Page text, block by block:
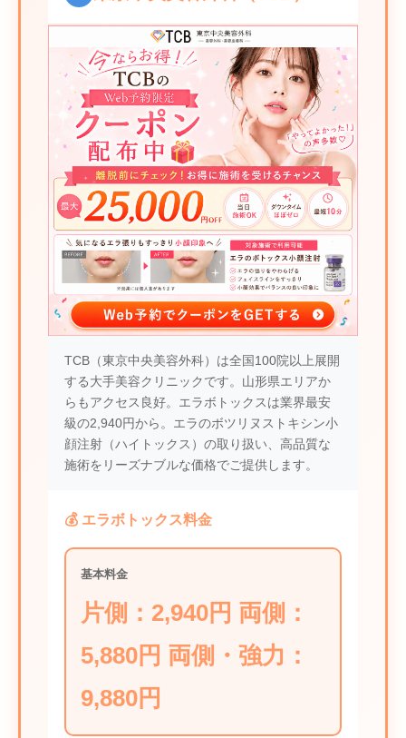
TCB（東京中央美容外科）は全国100院以上展開
する大手美容クリニックです。山形県エリアか
らもアクセス良好。エラボトックスは業界最安
級の2,940円から。エラのボツリヌストキシン小
顔注射（ハイトックス）の取り扱い、高品質な
施術をリーズナブルな価格でご提供します。
💰 エラボトックス料金
基本料金
片側：2,940円 両側：
5,880円 両側・強力：
9,880円